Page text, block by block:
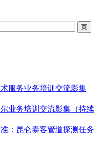
服务业务培训交流影集
业务培训交流影集（持续
：昆仑泰客管道探测任务